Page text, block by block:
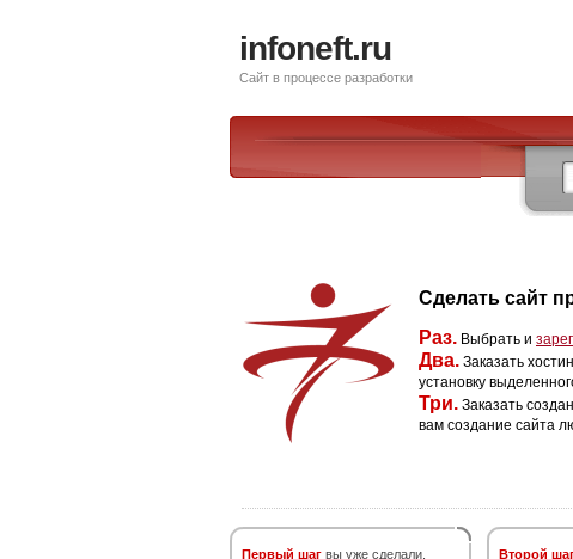
infoneft.ru
Сайт в процессе разработки
Сделать сайт
Раз. Выбрать и
Два. Заказать
установку
Три. Заказать
вам создание сайта
Первый шаг вы уже сделали,
Второй